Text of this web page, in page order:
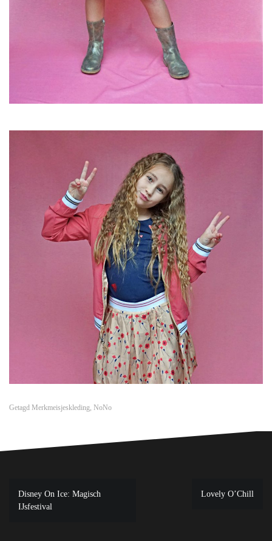
Getagd Merkmeisjeskleding, NoNo
Bericht
navigatie
Disney On Ice: Magisch
IJsfestival
Lovely O’Chill